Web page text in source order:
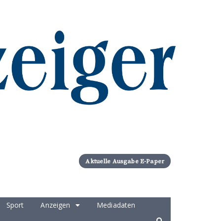
Aktuelle Ausgabe E-Paper
Sport Anzeigen
Mediadaten